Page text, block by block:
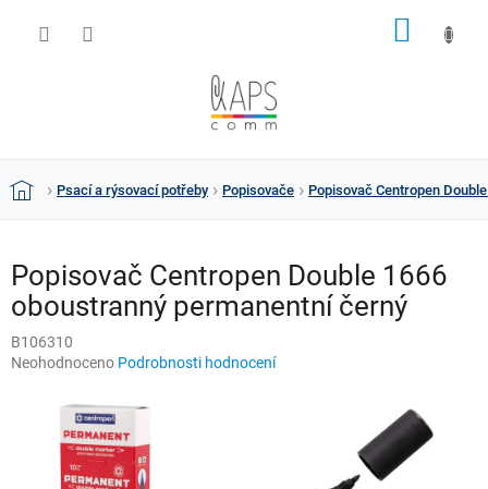
DomůPsací a rýsovací potřeby Popisovače Popisovač Centropen
Popisovač Centropen Double 1666
oboustranný permanentní černý
B106310
Průměrné
produktu
Neohodnoceno Podrobnosti hodnocení